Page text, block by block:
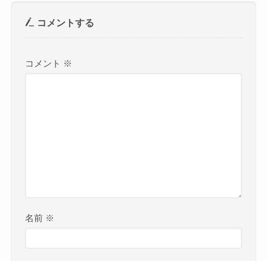
コメントする
コメント ※
名前 ※